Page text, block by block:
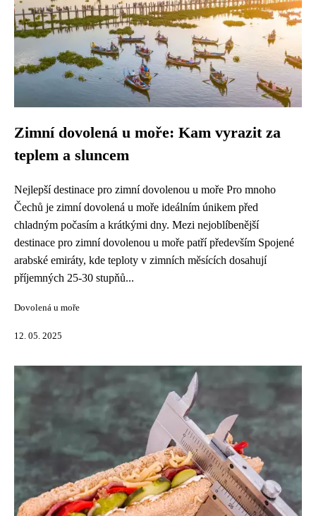
Zimní dovolená u moře: Kam vyrazit za
teplem a sluncem
Nejlepší destinace pro zimní dovolenou u moře Pro mnoho
Čechů je zimní dovolená u moře ideálním únikem před
chladným počasím a krátkými dny. Mezi nejoblíbenější
destinace pro zimní dovolenou u moře patří především Spojené
arabské emiráty, kde teploty v zimních měsících dosahují
příjemných 25-30 stupňů...
Dovolená u moře
12. 05. 2025